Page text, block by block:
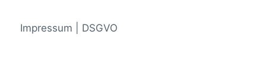
Impressum | DSGVO